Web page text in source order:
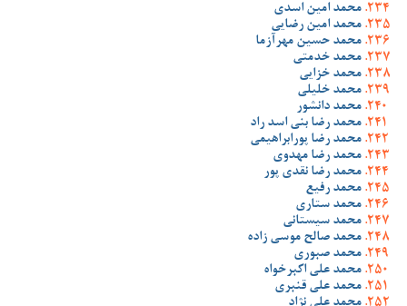
محمد امین اسدی
محمد امین رضایی
محمد حسین مهرآزما
محمد خدمتی
محمد خزایی
محمد خلیلی
محمد دانشور
محمد رضا بنی اسد راد
محمد رضا پورابراهیمی
محمد رضا مهدوی
محمد رضا نقدی پور
محمد رفیع
محمد ستاری
محمد سیستانی
محمد صالح موسی زاده
محمد صبوری
محمد علی اکبرخواه
محمد علی قنبری